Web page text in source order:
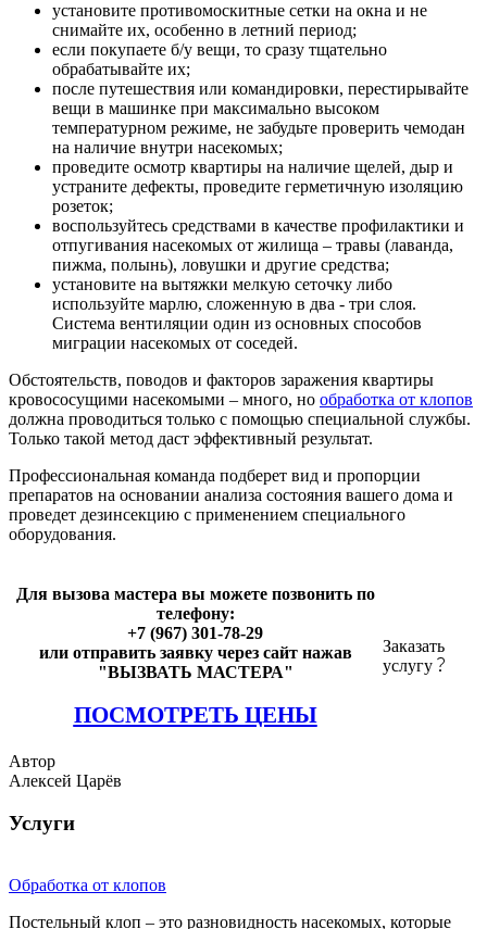
установите противомоскитные сетки на окна и не
снимайте их, особенно в летний период;
если покупаете б/у вещи, то сразу тщательно
обрабатывайте их;
после путешествия или командировки, перестирывайте
вещи в машинке при максимально высоком
температурном режиме, не забудьте проверить чемодан
на наличие внутри насекомых;
проведите осмотр квартиры на наличие щелей, дыр и
устраните дефекты, проведите герметичную изоляцию
розеток;
воспользуйтесь средствами в качестве профилактики и
отпугивания насекомых от жилища – травы (лаванда,
пижма, полынь), ловушки и другие средства;
установите на вытяжки мелкую сеточку либо
используйте марлю, сложенную в два - три слоя.
Система вентиляции один из основных способов
миграции насекомых от соседей.
Обстоятельств, поводов и факторов заражения квартиры
кровососущими насекомыми – много, но обработка от клопов
должна проводиться только с помощью специальной службы.
Только такой метод даст эффективный результат.
Профессиональная команда подберет вид и пропорции
препаратов на основании анализа состояния вашего дома и
проведет дезинсекцию с применением специального
оборудования.
Для вызова мастера вы можете позвонить по
телефону:
+7 (967) 301-78-29
или отправить заявку через сайт нажав
"ВЫЗВАТЬ МАСТЕРА"
ПОСМОТРЕТЬ ЦЕНЫ
Заказать
услугу
Автор
Алексей Царёв
Услуги
Обработка от клопов
Постельный клоп – это разновидность насекомых, которые